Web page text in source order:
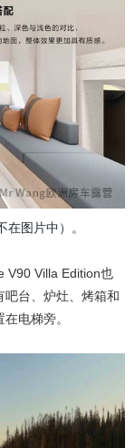
图片中）。
V90 Villa Edition也
吧台、炉灶、烤箱和
电梯旁。